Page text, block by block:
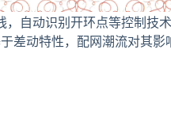
动识别开环点等控制技
动特性，配网潮流对其